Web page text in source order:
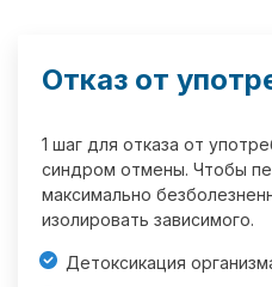
Отказ от
1 шаг для отказа от
синдром отмены. Чтобы
максимально
изолировать зависимого.
Детоксикация